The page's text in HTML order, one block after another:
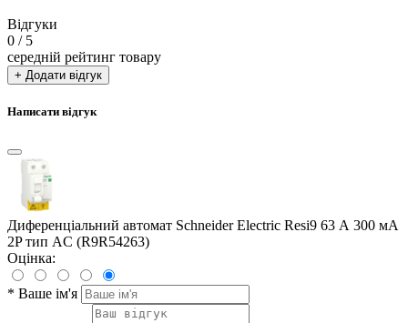
Відгуки
0 / 5
середній рейтинг товару
+ Додати відгук
Написати відгук
Диференціальний автомат Schneider Electric Resi9 63 А 300 мА
2P тип AC (R9R54263)
Оцінка:
* Ваше ім'я